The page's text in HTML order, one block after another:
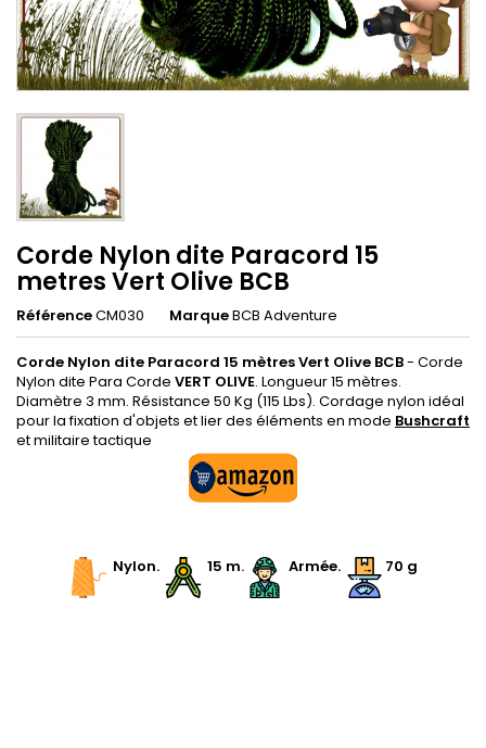
Corde Nylon dite Paracord 15
metres Vert Olive BCB
RéférenceCM030 MarqueBCB Adventure
Corde Nylon dite Paracord 15 mètres Vert Olive BCB- Corde
Nylon dite Para Corde VERT OLIVE. Longueur 15 mètres.
Diamètre 3 mm. Résistance 50 Kg (115 Lbs). Cordage nylon idéal
pour la fixation d'objets et lier des éléments en mode Bushcraft
et militaire tactique
Nylon. 15 m. Armée. 70 g